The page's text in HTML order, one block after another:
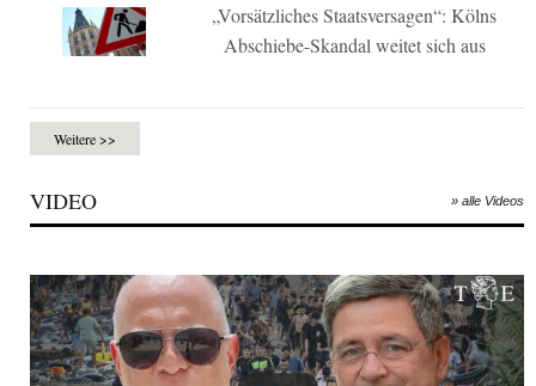
„Vorsätzliches Staatsversagen“: Kölns
Abschiebe-Skandal weitet sich aus
Weitere >>
VIDEO » alle Videos